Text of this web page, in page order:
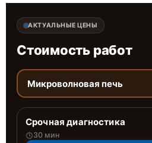
АКТУАЛЬНЫЕ ЦЕНЫ
Стоимость работ
Микроволновая печь
Срочная диагностика
30 мин